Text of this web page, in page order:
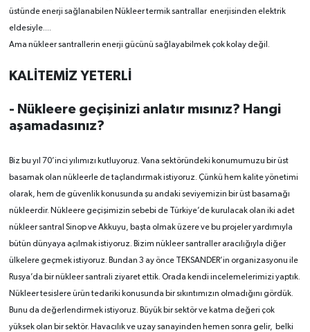
üstünde enerji sağlanabilen Nükleer termik santrallar enerjisinden elektrik
eldesiyle....
Ama nükleer santrallerin enerji gücünü sağlayabilmek çok kolay değil.
KALİTEMİZ YETERLİ
- Nükleere geçişinizi anlatır mısınız? Hangi
aşamadasınız?
Biz bu yıl 70’inci yılımızı kutluyoruz. Vana sektöründeki konumumuzu bir üst
basamak olan nükleerle de taçlandırmak istiyoruz. Çünkü hem kalite yönetimi
olarak, hem de güvenlik konusunda şu andaki seviyemizin bir üst basamağı
nükleerdir. Nükleere geçişimizin sebebi de Türkiye’de kurulacak olan iki adet
nükleer santral Sinop ve Akkuyu, başta olmak üzere ve bu projeler yardımıyla
bütün dünyaya açılmak istiyoruz. Bizim nükleer santraller aracılığıyla diğer
ülkelere geçmek istiyoruz. Bundan 3 ay önce TEKSANDER’in organizasyonu ile
Rusya’da bir nükleer santrali ziyaret ettik. Orada kendi incelemelerimizi yaptık.
Nükleer tesislere ürün tedariki konusunda bir sıkıntımızın olmadığını gördük.
Bunu da değerlendirmek istiyoruz. Büyük bir sektör ve katma değeri çok
yüksek olan bir sektör. Havacılık ve uzay sanayinden hemen sonra gelir, belki